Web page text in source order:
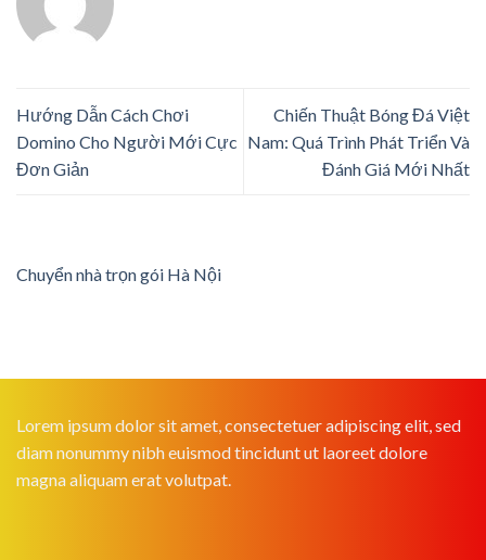
Hướng Dẫn Cách Chơi
Domino Cho Người Mới Cực
Đơn Giản
Chiến Thuật Bóng Đá Việt
Nam: Quá Trình Phát Triển Và
Đánh Giá Mới Nhất
Chuyển nhà trọn gói Hà Nội
Lorem ipsum dolor sit amet, consectetuer adipiscing elit, sed
diam nonummy nibh euismod tincidunt ut laoreet dolore
magna aliquam erat volutpat.